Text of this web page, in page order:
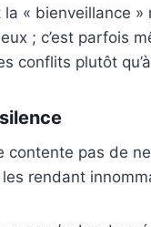
« bienveillance »
; c’est parfois
conflits plutôt
contente pas de
rendant